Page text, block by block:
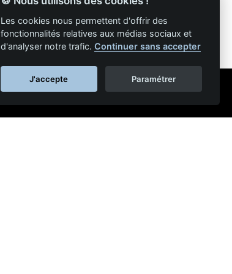
Les cookies nous permettent d'offrir des
fonctionnalités relatives aux médias sociaux et
d'analyser notre trafic. Continuer sans accepter
J'accepte Paramétrer